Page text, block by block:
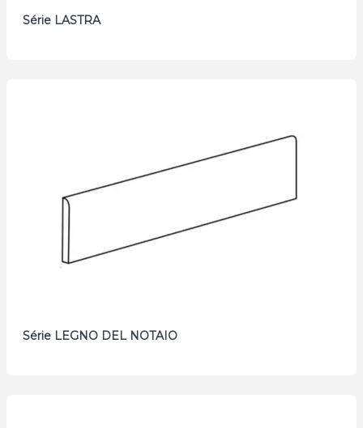
Série LASTRA
Série LEGNO DEL NOTAIO